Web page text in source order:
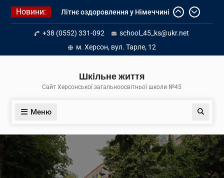
Перейти
Новини:
Літнє оздоровлення у Німеччині
Діалог з бізнесом
Інформація про вступ молоді з
тимчасово окупованих територій
до українських закладів освіти
+38 (0552) 331-092
school_45_ks@ukr.net
м. Херсон, вул. Тарле, 12
Шкільне життя
Сайт Херсонської загальноосвітньої школи №45
Меню Пошук